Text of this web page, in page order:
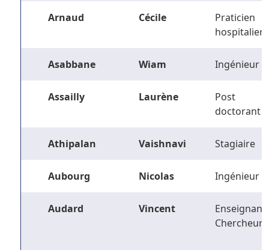
Arnaud Cécile
Praticien
hospitalier
Asabbane Wiam Ingénieur
Assailly Laurène
Post
doctorant
Athipalan Vaishnavi Stagiaire
Aubourg Nicolas Ingénieur
Audard Vincent
Enseignant-
Chercheur